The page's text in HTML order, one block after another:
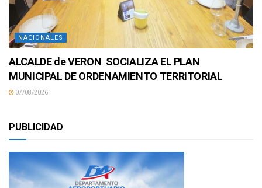
NACIONALES
ALCALDE de VERON SOCIALIZA EL PLAN
MUNICIPAL DE ORDENAMIENTO TERRITORIAL
07/08/2026
PUBLICIDAD